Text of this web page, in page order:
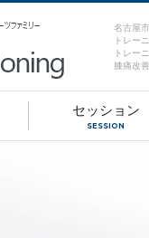
名古屋
トレー
トレー
膝痛改
セッション
SESSION